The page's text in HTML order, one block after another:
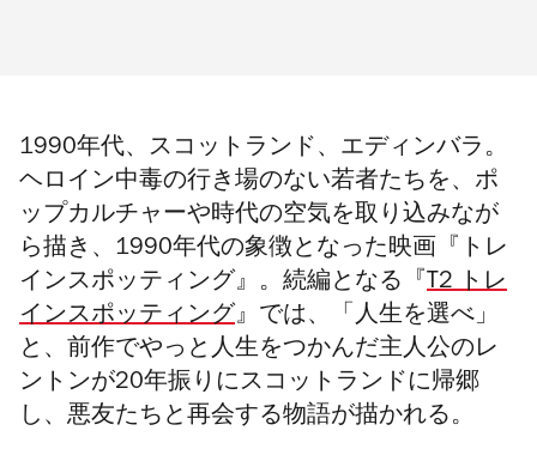
1990年代、スコットランド、エディンバラ。
ヘロイン中毒の行き場のない若者たちを、ポ
ップカルチャーや時代の空気を取り込みなが
ら描き、1990年代の象徴となった映画『トレ
インスポッティング』。続編となる『 T2 トレ
インスポッティング』では、「人生を選べ」
と、前作でやっと人生をつかんだ主人公のレ
ントンが20年振りにスコットランドに帰郷
し、悪友たちと再会する物語が描かれる。